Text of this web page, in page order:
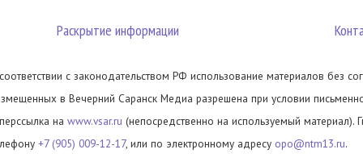
Раскрытие информации
с законодательством РФ использование материалов без
в Вечерний Саранск Медиа разрешена при условии
на www.vsar.ru (непосредственно на используемый материал).
+7 (905) 009-12-17, или по электронному адресу opo@ntm13.ru.